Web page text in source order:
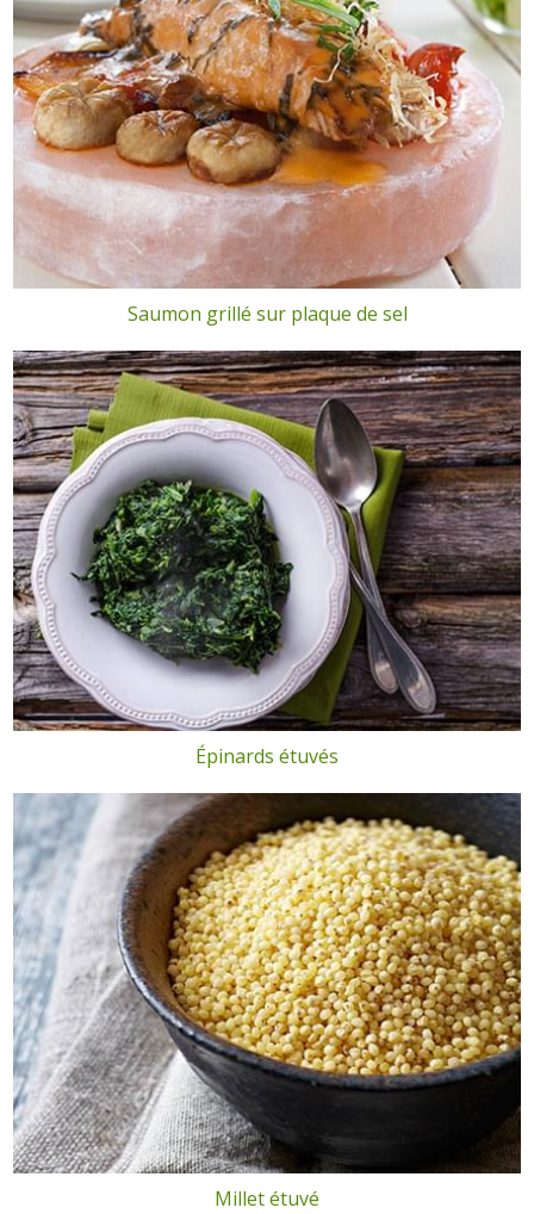
Saumon grillé sur plaque de sel
Épinards étuvés
Millet étuvé